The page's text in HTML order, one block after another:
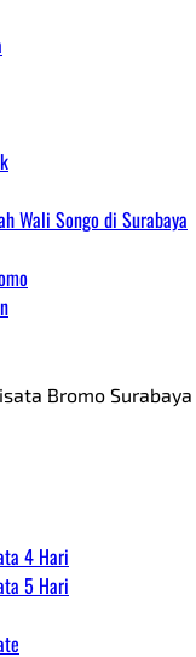
Wali Songo di Surabaya
Bromo Surabaya
4 Hari
5 Hari